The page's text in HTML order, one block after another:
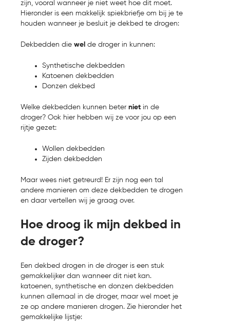
zijn, vooral wanneer je niet weet hoe dit moet.
Hieronder is een makkelijk spiekbriefje om bij je te
houden wanneer je besluit je dekbed te drogen:
Dekbedden die wel de droger in kunnen:
Synthetische dekbedden
Katoenen dekbedden
Donzen dekbed
Welke dekbedden kunnen beter niet in de
droger? Ook hier hebben wij ze voor jou op een
rijtje gezet:
Wollen dekbedden
Zijden dekbedden
Maar wees niet getreurd! Er zijn nog een tal
andere manieren om deze dekbedden te drogen
en daar vertellen wij je graag over.
Hoe droog ik mijn dekbed in
de droger?
Een dekbed drogen in de droger is een stuk
gemakkelijker dan wanneer dit niet kan.
katoenen, synthetische en donzen dekbedden
kunnen allemaal in de droger, maar wel moet je
ze op andere manieren drogen. Zie hieronder het
gemakkelijke lijstje: